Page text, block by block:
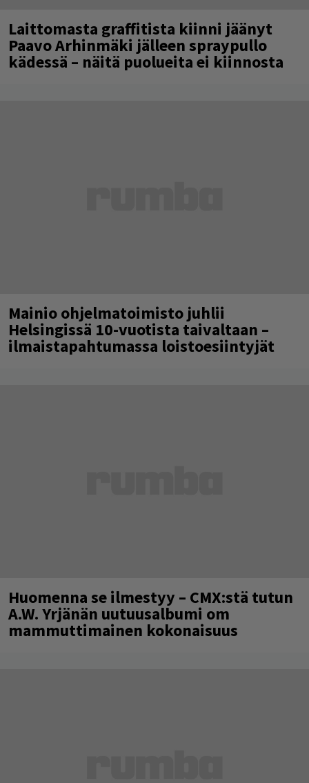
Laittomasta graffitista kiinni jäänyt
Paavo Arhinmäki jälleen spraypullo
kädessä – näitä puolueita ei kiinnosta
Mainio ohjelmatoimisto juhlii
Helsingissä 10-vuotista taivaltaan –
ilmaistapahtumassa loistoesiintyjät
Huomenna se ilmestyy – CMX:stä tutun
A.W. Yrjänän uutuusalbumi om
mammuttimainen kokonaisuus